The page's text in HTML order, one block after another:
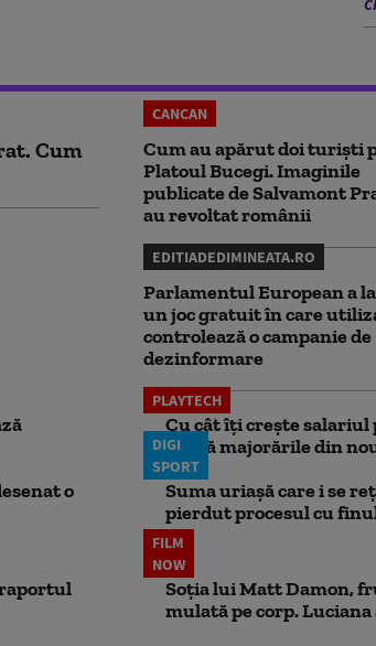
Cum
CANCAN
Cum au apărut doi turiști
Platoul Bucegi. Imaginile
publicate de Salvamont
au revoltat românii
EDITIADEDIMINEATA.RO
Parlamentul European a
un joc gratuit în care
controlează o campanie de
dezinformare
PLAYTECH
Cu cât îți crește salariul
aplică majorările din
o
DIGI
SPORT
Suma uriașă care i se
pierdut procesul cu finul
raportul
FILM
NOW
Soția lui Matt Damon,
mulată pe corp.